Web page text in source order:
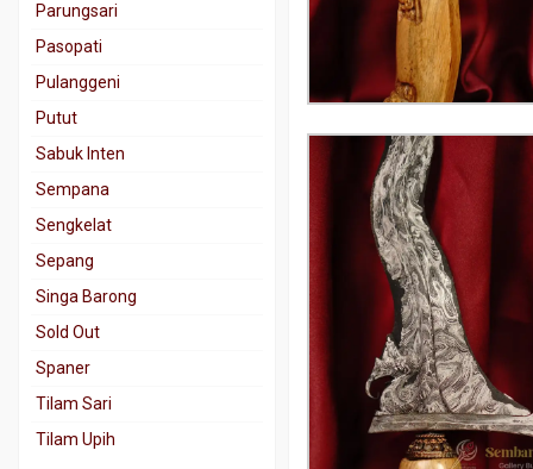
Parungsari
Pasopati
Pulanggeni
Putut
Sabuk Inten
Sempana
Sengkelat
Sepang
Singa Barong
Sold Out
Spaner
Tilam Sari
Tilam Upih